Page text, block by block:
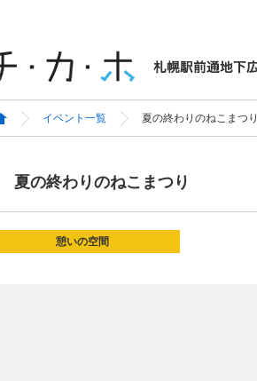
イベント一覧 夏の終わりのねこまつり
夏の終わりのねこまつり
憩いの空間